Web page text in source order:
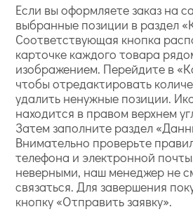
Если вы оформляете заказ на
выбранные позиции в раздел
Соответствующая кнопка
карточке каждого товара
изображением. Перейдите в
чтобы отредактировать
удалить ненужные позиции.
находится в правом верхнем
Затем заполните раздел
Внимательно проверьте
телефона и электронной
неверными, наш менеджер не
связаться. Для завершения
кнопку «Отправить заявку».